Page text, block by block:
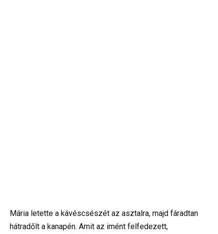
Mária letette a kávéscsészét az asztalra, majd fáradtan
hátradőlt a kanapén. Amit az imént felfedezett,